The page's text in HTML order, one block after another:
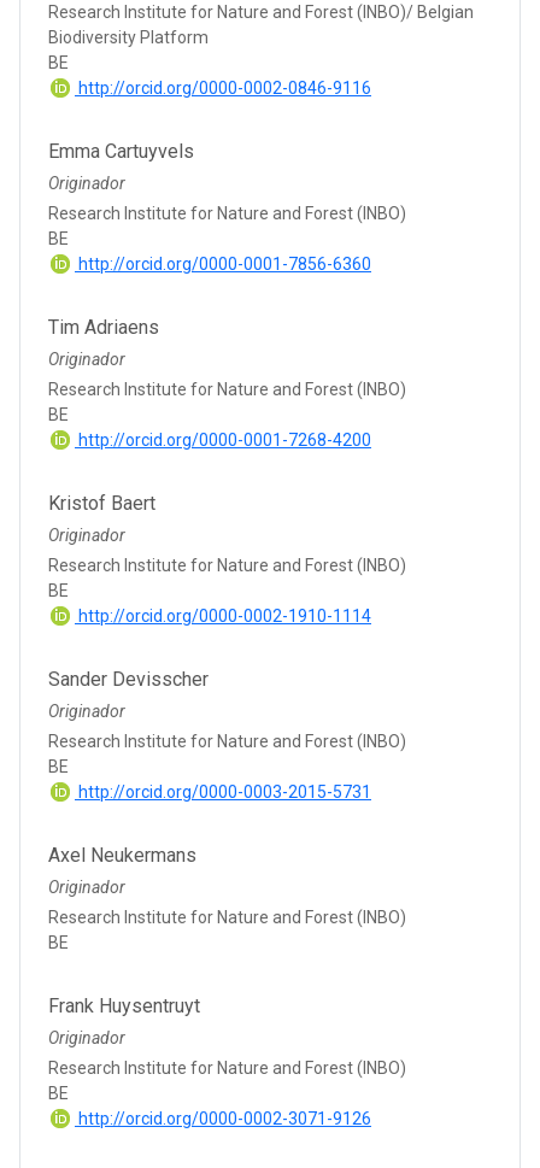
Research Institute for Nature and Forest (INBO)/ Belgian
Biodiversity Platform
BE
http://orcid.org/0000-0002-0846-9116
Emma Cartuyvels
Originador
Research Institute for Nature and Forest (INBO)
BE
http://orcid.org/0000-0001-7856-6360
Tim Adriaens
Originador
Research Institute for Nature and Forest (INBO)
BE
http://orcid.org/0000-0001-7268-4200
Kristof Baert
Originador
Research Institute for Nature and Forest (INBO)
BE
http://orcid.org/0000-0002-1910-1114
Sander Devisscher
Originador
Research Institute for Nature and Forest (INBO)
BE
http://orcid.org/0000-0003-2015-5731
Axel Neukermans
Originador
Research Institute for Nature and Forest (INBO)
BE
Frank Huysentruyt
Originador
Research Institute for Nature and Forest (INBO)
BE
http://orcid.org/0000-0002-3071-9126